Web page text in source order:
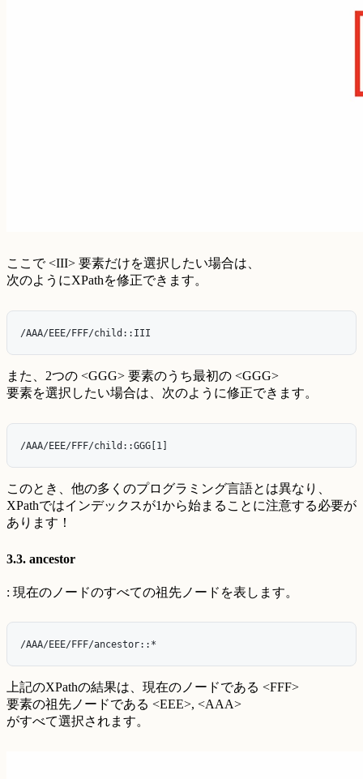
ここで <III> 要素だけを選択したい場合は、
次のようにXPathを修正できます。
また、2つの <GGG> 要素のうち最初の <GGG>
要素を選択したい場合は、次のように修正できます。
このとき、他の多くのプログラミング言語とは異なり、
XPathではインデックスが1から始まることに注意する必要が
あります！
3.3. ancestor
: 現在のノードのすべての祖先ノードを表します。
上記のXPathの結果は、現在のノードである <FFF>
要素の祖先ノードである <EEE>, <AAA>
がすべて選択されます。